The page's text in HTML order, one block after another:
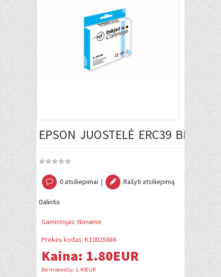
EPSON JUOSTELĖ ERC39 BK
0 atsiliepimai | Rašyti atsiliepimą
Dalintis
Gamintojas: Noname
Prekės kodas: K10025686
Kaina: 1.80EUR
Be mokesčių: 1.49EUR